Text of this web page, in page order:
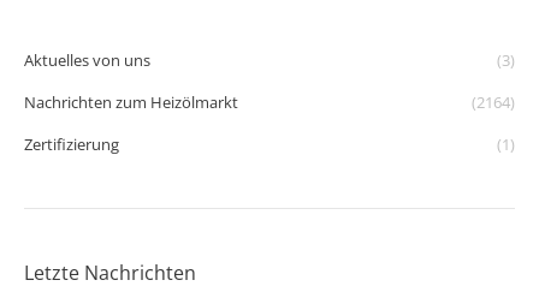
Aktuelles von uns
(3)
Nachrichten zum Heizölmarkt
(2164)
Zertifizierung
(1)
Letzte Nachrichten